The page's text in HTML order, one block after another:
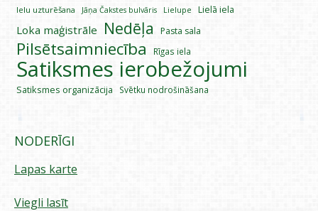
Ielu uzturēšana
Jāņa Čakstes bulvāris Lielupe Lielā iela
Loka maģistrāle Nedēļa Pasta sala
Pilsētsaimniecība Rīgas iela
Satiksmes ierobežojumi
Satiksmes organizācija Svētku nodrošināšana
NODERĪGI
Lapas karte
Viegli lasīt